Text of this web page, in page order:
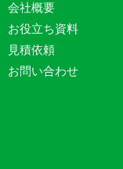
会社概要
お役立ち資料
見積依頼
お問い合わせ